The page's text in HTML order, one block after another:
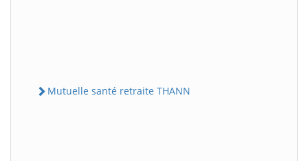
Mutuelle santé retraite THANN